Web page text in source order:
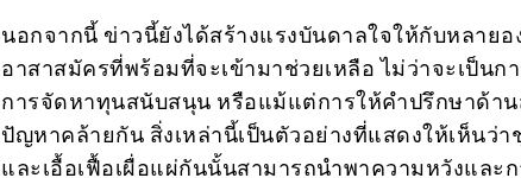
นอกจากนี้ ข่าวนี้ยังได้สร้างแรงบันดาลใจให้กับหลาย
อาสาสมัครที่พร้อมที่จะเข้ามาช่วยเหลือ ไม่ว่าจะเป็น
การจัดหาทุนสนับสนุน หรือแม้แต่การให้คำปรึกษาด้า
ปัญหาคล้ายกัน สิ่งเหล่านี้เป็นตัวอย่างที่แสดงให้เห็นว่
และเอื้อเฟื้อเผื่อแผ่กันนั้นสามารถนำพาความหวังและ